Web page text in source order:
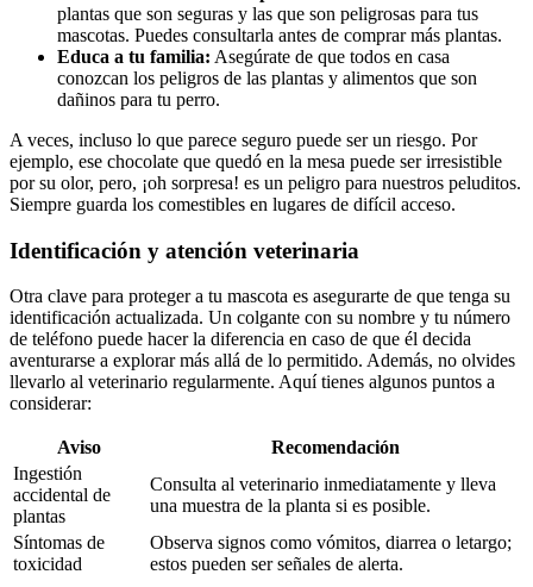
plantas que son seguras y las que son peligrosas para tus
mascotas. Puedes consultarla antes de comprar más plantas.
Educa a tu familia: Asegúrate de que todos en casa
conozcan los peligros de las plantas y alimentos que son
dañinos para tu perro.
A veces, incluso lo que parece seguro puede ser un riesgo. Por
ejemplo, ese chocolate que quedó en la mesa puede ser irresistible
por su olor, pero, ¡oh sorpresa! es un peligro para nuestros peluditos.
Siempre guarda los comestibles en lugares de difícil acceso.
Identificación y atención veterinaria
Otra clave para proteger a tu mascota es asegurarte de que tenga su
identificación actualizada. Un colgante con su nombre y tu número
de teléfono puede hacer la diferencia en caso de que él decida
aventurarse a explorar más allá de lo permitido. Además, no olvides
llevarlo al veterinario regularmente. Aquí tienes algunos puntos a
considerar:
Aviso
Recomendación
Ingestión
accidental de
plantas
Consulta al veterinario inmediatamente y lleva
una muestra de la planta si es posible.
Síntomas de
toxicidad
Observa signos como vómitos, diarrea o letargo;
estos pueden ser señales de alerta.